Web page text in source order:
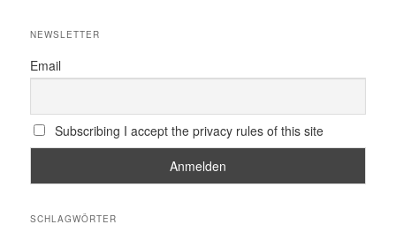
NEWSLETTER
Email
Subscribing I accept the privacy rules of this site
SCHLAGWÖRTER